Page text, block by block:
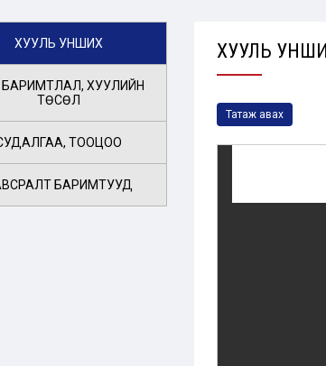
ХУУЛЬ УНШИХ
БАРИМТЛАЛ, ХУУЛИЙН
ТӨСӨЛ
ТООЦОО
БАРИМТУУД
ХУУЛЬ
Татаж авах